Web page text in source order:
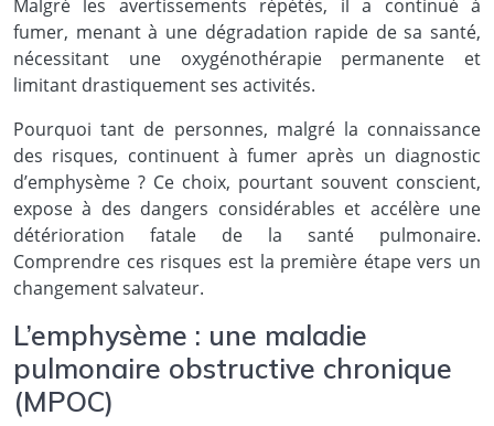
Malgré les avertissements répétés, il a continué à
fumer, menant à une dégradation rapide de sa santé,
nécessitant une oxygénothérapie permanente et
limitant drastiquement ses activités.
Pourquoi tant de personnes, malgré la connaissance
des risques, continuent à fumer après un diagnostic
d’emphysème ? Ce choix, pourtant souvent conscient,
expose à des dangers considérables et accélère une
détérioration fatale de la santé pulmonaire.
Comprendre ces risques est la première étape vers un
changement salvateur.
L’emphysème : une maladie
pulmonaire obstructive chronique
(MPOC)